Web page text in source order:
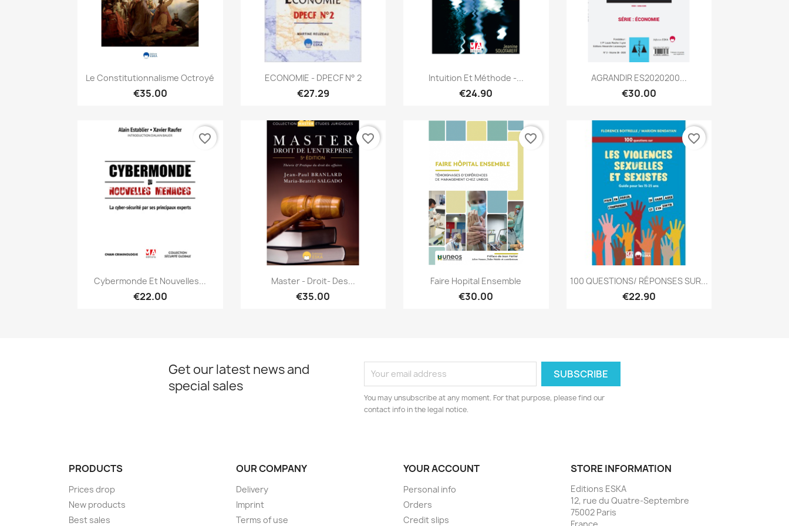
Quick view
Le Constitutionnalisme Octroyé
€35.00
Quick view
ECONOMIE - DPECF N° 2
€27.29
Quick view
Intuition Et Méthode -...
€24.90
Quick view
AGRANDIR ES2020200...
€30.00
Quick view
Cybermonde Et Nouvelles...
€22.00
favorite_border
Quick view
Master - Droit- Des...
€35.00
favorite_border
Quick view
Faire Hopital Ensemble
€30.00
favorite_border
Quick view
100 QUESTIONS/ RÉPONSES SUR...
€22.90
favorite_border
Get our latest news and
special sales
You may unsubscribe at any moment. For that purpose, please find our
contact info in the legal notice.
PRODUCTS
Prices drop
New products
Best sales
OUR COMPANY
Delivery
Imprint
Terms of use
YOUR ACCOUNT
Personal info
Orders
Credit slips
STORE INFORMATION
Editions ESKA
12, rue du Quatre-Septembre
75002 Paris
France